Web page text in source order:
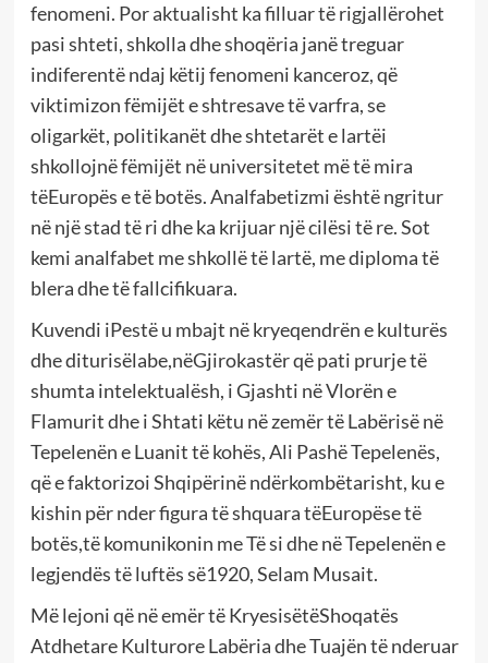
fenomeni. Por aktualisht ka filluar të rigjallërohet
pasi shteti, shkolla dhe shoqëria janë treguar
indiferentë ndaj këtij fenomeni kanceroz, që
viktimizon fëmijët e shtresave të varfra, se
oligarkët, politikanët dhe shtetarët e lartëi
shkollojnë fëmijët në universitetet më të mira
tëEuropës e të botës. Analfabetizmi është ngritur
në një stad të ri dhe ka krijuar një cilësi të re. Sot
kemi analfabet me shkollë të lartë, me diploma të
blera dhe të fallcifikuara.
Kuvendi iPestë u mbajt në kryeqendrën e kulturës
dhe diturisëlabe,nëGjirokastër që pati prurje të
shumta intelektualësh, i Gjashti në Vlorën e
Flamurit dhe i Shtati këtu në zemër të Labërisë në
Tepelenën e Luanit të kohës, Ali Pashë Tepelenës,
që e faktorizoi Shqipërinë ndërkombëtarisht, ku e
kishin për nder figura të shquara tëEuropëse të
botës,të komunikonin me Të si dhe në Tepelenën e
legjendës të luftës së1920, Selam Musait.
Më lejoni që në emër të KryesisëtëShoqatës
Atdhetare Kulturore Labëria dhe Tuajën të nderuar